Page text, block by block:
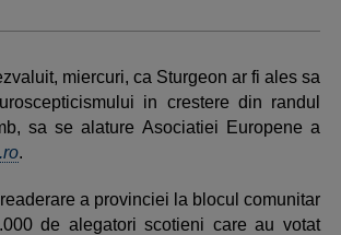
miercuri, ca Sturgeon ar fi ales sa
in crestere din randul
sa se alature Asociatiei Europene a
.
a provinciei la blocul comunitar
de alegatori scotieni care au votat